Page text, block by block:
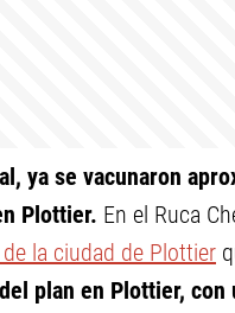
ya se vacunaron
Plottier. En el Ruca
la ciudad de Plottier
plan en Plottier, con